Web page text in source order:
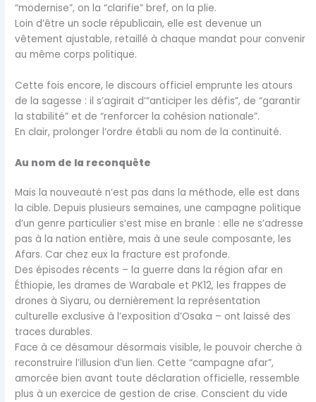
“modernise”, on la “clarifie” bref, on la plie.
Loin d’être un socle républicain, elle est devenue un
vêtement ajustable, retaillé à chaque mandat pour convenir
au même corps politique.
Cette fois encore, le discours officiel emprunte les atours
de la sagesse : il s’agirait d’“anticiper les défis”, de “garantir
la stabilité” et de “renforcer la cohésion nationale”.
En clair, prolonger l’ordre établi au nom de la continuité.
Au nom de la reconquête
Mais la nouveauté n’est pas dans la méthode, elle est dans
la cible. Depuis plusieurs semaines, une campagne politique
d’un genre particulier s’est mise en branle : elle ne s’adresse
pas à la nation entière, mais à une seule composante, les
Afars. Car chez eux la fracture est profonde.
Des épisodes récents – la guerre dans la région afar en
Éthiopie, les drames de Warabale et PK12, les frappes de
drones à Siyaru, ou dernièrement la représentation
culturelle exclusive à l’exposition d’Osaka – ont laissé des
traces durables.
Face à ce désamour désormais visible, le pouvoir cherche à
reconstruire l’illusion d’un lien. Cette “campagne afar”,
amorcée bien avant toute déclaration officielle, ressemble
plus à un exercice de gestion de crise. Conscient du vide